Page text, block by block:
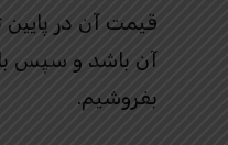
قیمت آن در پایین
آن باشد و سپس
بفروشیم.